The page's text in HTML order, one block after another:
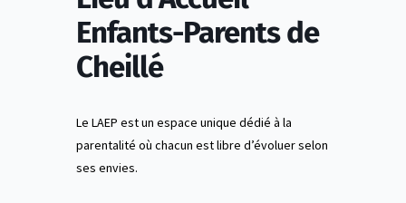
Enfants-Parents de
Cheillé
Le LAEP est un espace unique dédié à la
parentalité où chacun est libre d’évoluer selon
ses envies.